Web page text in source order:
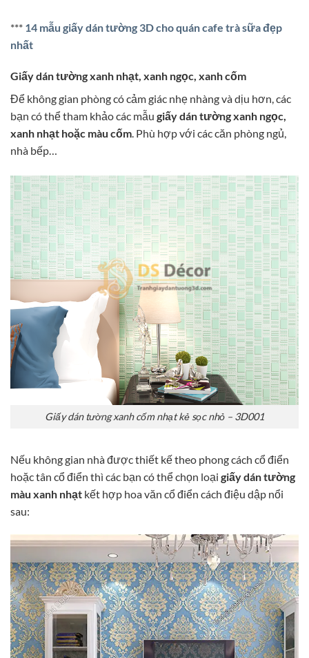
*** 14 mẫu giấy dán tường 3D cho quán cafe trà sữa đẹp
nhất
Giấy dán tường xanh nhạt, xanh ngọc, xanh cốm
Để không gian phòng có cảm giác nhẹ nhàng và dịu hơn, các
bạn có thể tham khảo các mẫu giấy dán tường xanh ngọc,
xanh nhạt hoặc màu cốm. Phù hợp với các căn phòng ngủ,
nhà bếp…
Giấy dán tường xanh cốm nhạt kẻ sọc nhỏ – 3D001
Nếu không gian nhà được thiết kế theo phong cách cổ điển
hoặc tân cổ điển thì các bạn có thể chọn loại giấy dán tường
màu xanh nhạt kết hợp hoa văn cổ điển cách điệu dập nổi
sau: